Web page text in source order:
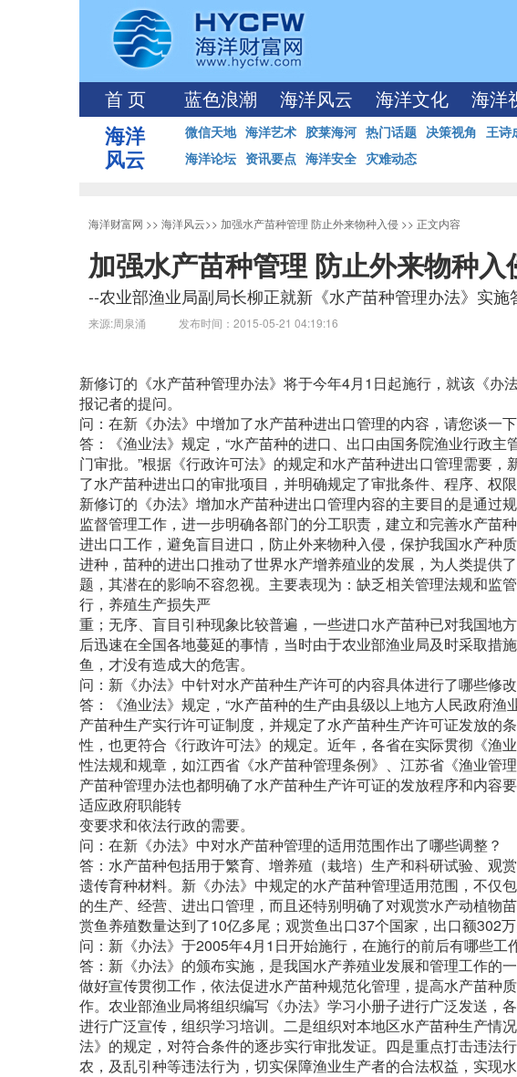
首 页 蓝色浪潮 海洋风云 海洋文化 海洋
海洋
风云
微信天地 海洋艺术 胶莱海河 热门话题 决策视角 王诗
海洋论坛 资讯要点 海洋安全 灾难动态
海洋财富网 >> 海洋风云>> 加强水产苗种管理 防止外来物种入侵 >> 正文内容
加强水产苗种管理 防止外来物种入
--农业部渔业局副局长柳正就新《水产苗种管理办法》实施
来源:周泉涌 发布时间：2015-05-21 04:19:16
新修订的《水产苗种管理办法》将于今年4月1日起施行，就该《办
报记者的提问。
问：在新《办法》中增加了水产苗种进出口管理的内容，请您谈一
答：《渔业法》规定，“水产苗种的进口、出口由国务院渔业行政
门审批。”根据《行政许可法》的规定和水产苗种进出口管理需要
了水产苗种进出口的审批项目，并明确规定了审批条件、程序、权限
新修订的《办法》增加水产苗种进出口管理内容的主要目的是通过
监督管理工作，进一步明确各部门的分工职责，建立和完善水产苗
进出口工作，避免盲目进口，防止外来物种入侵，保护我国水产种
进种，苗种的进出口推动了世界水产增养殖业的发展，为人类提供
题，其潜在的影响不容忽视。主要表现为：缺乏相关管理法规和监
行，养殖生产损失严
重；无序、盲目引种现象比较普遍，一些进口水产苗种已对我国地
后迅速在全国各地蔓延的事情，当时由于农业部渔业局及时采取措
鱼，才没有造成大的危害。
问：新《办法》中针对水产苗种生产许可的内容具体进行了哪些修
答：《渔业法》规定，“水产苗种的生产由县级以上地方人民政府
产苗种生产实行许可证制度，并规定了水产苗种生产许可证发放的
性，也更符合《行政许可法》的规定。近年，各省在实际贯彻《渔
性法规和规章，如江西省《水产苗种管理条例》、江苏省《渔业管
产苗种管理办法也都明确了水产苗种生产许可证的发放程序和内容
适应政府职能转
变要求和依法行政的需要。
问：在新《办法》中对水产苗种管理的适用范围作出了哪些调整？
答：水产苗种包括用于繁育、增养殖（栽培）生产和科研试验、观
遗传育种材料。新《办法》中规定的水产苗种管理适用范围，不仅
的生产、经营、进出口管理，而且还特别明确了对观赏水产动植物
赏鱼养殖数量达到了10亿多尾；观赏鱼出口37个国家，出口额302万
问：新《办法》于2005年4月1日开始施行，在施行的前后有哪些工
答：新《办法》的颁布实施，是我国水产养殖业发展和管理工作的
做好宣传贯彻工作，依法促进水产苗种规范化管理，提高水产苗种
作。农业部渔业局将组织编写《办法》学习小册子进行广泛发送，
进行广泛宣传，组织学习培训。二是组织对本地区水产苗种生产情
法》的规定，对符合条件的逐步实行审批发证。四是重点打击违法
农，及乱引种等违法行为，切实保障渔业生产者的合法权益，实现水